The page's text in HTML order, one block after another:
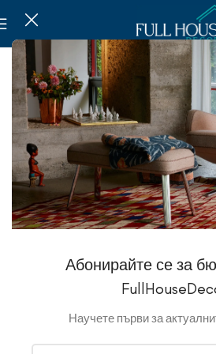
Абонирайте се за
Научете първи за